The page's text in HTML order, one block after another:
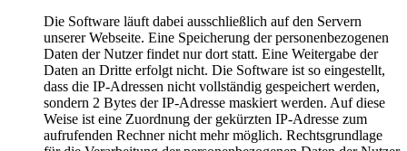
Die Software läuft dabei ausschließlich auf den Servern
unserer Webseite. Eine Speicherung der personenbezogenen
Daten der Nutzer findet nur dort statt. Eine Weitergabe der
Daten an Dritte erfolgt nicht. Die Software ist so eingestellt,
dass die IP-Adressen nicht vollständig gespeichert werden,
sondern 2 Bytes der IP-Adresse maskiert werden. Auf diese
Weise ist eine Zuordnung der gekürzten IP-Adresse zum
aufrufenden Rechner nicht mehr möglich. Rechtsgrundlage